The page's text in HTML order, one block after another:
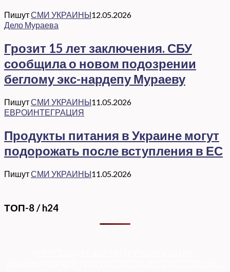
ПишутСМИ УКРАИНЫ12.05.2026
Дело Мураева
Грозит 15 лет заключения. СБУ
сообщила о новом подозрении
беглому экс-нардепу Мураеву
ПишутСМИ УКРАИНЫ11.05.2026
ЕВРОИНТЕГРАЦИЯ
Продукты питания в Украине могут
подорожать после вступления в ЕС
ПишутСМИ УКРАИНЫ11.05.2026
ТОП-8 / h24